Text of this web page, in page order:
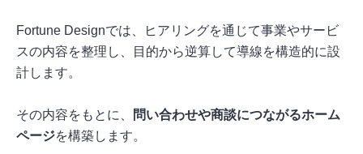
Fortune Designでは、ヒアリングを通じて事業やサービ
スの内容を整理し、目的から逆算して導線を構造的に設
計します。
その内容をもとに、
問い合わせや商談につながるホーム
ページを構築します。